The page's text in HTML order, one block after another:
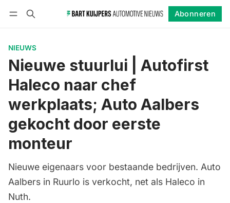
Abonneren
NIEUWS
Nieuwe stuurlui | Autofirst
Haleco naar chef
werkplaats; Auto Aalbers
gekocht door eerste
monteur
Nieuwe eigenaars voor bestaande bedrijven. Auto
Aalbers in Ruurlo is verkocht, net als Haleco in
Nuth.